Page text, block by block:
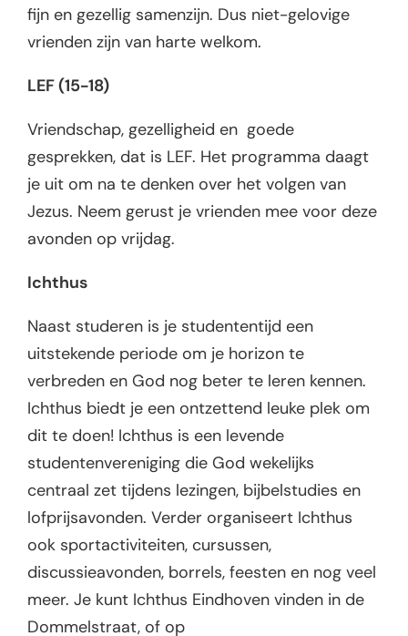
fijn en gezellig samenzijn. Dus niet-gelovige
vrienden zijn van harte welkom.
LEF (15-18)
Vriendschap, gezelligheid en goede
gesprekken, dat is LEF. Het programma daagt
je uit om na te denken over het volgen van
Jezus. Neem gerust je vrienden mee voor deze
avonden op vrijdag.
Ichthus
Naast studeren is je studententijd een
uitstekende periode om je horizon te
verbreden en God nog beter te leren kennen.
Ichthus biedt je een ontzettend leuke plek om
dit te doen! Ichthus is een levende
studentenvereniging die God wekelijks
centraal zet tijdens lezingen, bijbelstudies en
lofprijsavonden. Verder organiseert Ichthus
ook sportactiviteiten, cursussen,
discussieavonden, borrels, feesten en nog veel
meer. Je kunt Ichthus Eindhoven vinden in de
Dommelstraat, of op